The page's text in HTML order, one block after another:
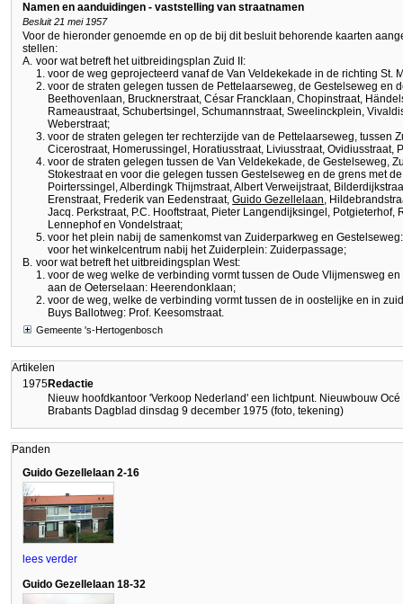
Namen en aanduidingen - vaststelling van straatnamen
Besluit 21 mei 1957
Voor de hieronder genoemde en op de bij dit besluit behorende kaarten
stellen:
A. voor wat betreft het uitbreidingsplan Zuid II:
voor de weg geprojecteerd vanaf de Van Veldekekade in de richting St.
voor de straten gelegen tussen de Pettelaarseweg, de Gestelseweg en
Beethovenlaan, Brucknerstraat, César Francklaan, Chopinstraat,
Rameaustraat, Schubertsingel, Schumannstraat, Sweelinckplein,
Weberstraat;
voor de straten gelegen ter rechterzijde van de Pettelaarseweg, tussen
Cicerostraat, Homerussingel, Horatiusstraat, Liviusstraat, Ovidiusstraat,
voor de straten gelegen tussen de Van Veldekekade, de Gestelseweg,
Stokestraat en voor die gelegen tussen Gestelseweg en de grens met
Poirterssingel, Alberdingk Thijmstraat, Albert Verweijstraat,
Erenstraat, Frederik van Eedenstraat,Guido Gezellelaan,
Jacq. Perkstraat, P.C. Hooftstraat, Pieter Langendijksingel, Potgieterhof,
Lennephof en Vondelstraat;
voor het plein nabij de samenkomst van Zuiderparkweg en
voor het winkelcentrum nabij het Zuiderplein: Zuiderpassage;
B. voor wat betreft het uitbreidingsplan West:
voor de weg welke de verbinding vormt tussen de Oude Vlijmensweg
aan de Oeterselaan: Heerendonklaan;
voor de weg, welke de verbinding vormt tussen de in oostelijke en in
Buys Ballotweg: Prof. Keesomstraat.
Gemeente 's-Hertogenbosch
Artikelen
1975Redactie
Nieuw hoofdkantoor 'Verkoop Nederland' een lichtpunt. Nieuwbouw
Brabants Dagblad dinsdag 9 december 1975 (foto, tekening)
Panden
Guido Gezellelaan 2-16
lees verder
Guido Gezellelaan 18-32